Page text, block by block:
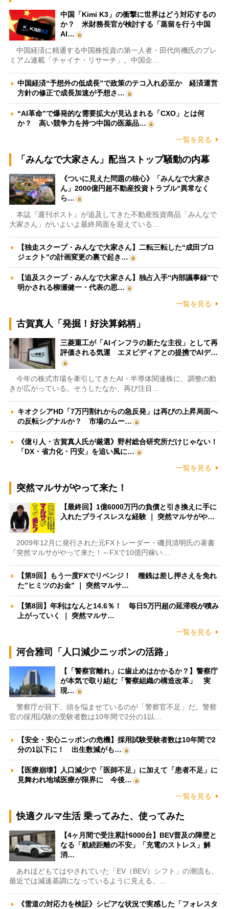
中国「Kimi K3」の衝撃に世界はどう対応するの
か？ 米財務長官が検討する「蒸留を行う中国
AI…
中国経済に精通する中国株投資の第一人者・田代尚機氏のプレ
ミアム連載「チャイナ・リサーチ」。中国企…
中国経済“予想外の低成長”で政策のテコ入れ必至か 経済運営
方針の修正で成長加速が予想さ…
“AI革命”で爆発的な需要拡大が見込まれる「CXO」とは何
か？ 高い競争力を持つ中国の医薬品…
一覧を見る
「みんなで大家さん」配当ストップ騒動の内幕
《ついに見えた問題の核心》「みんなで大家さ
ん」2000億円超不動産投資トラブル“異常なく
ら…
本誌『週刊ポスト』が追及してきた不動産投資商品「みんなで
大家さん」がいよいよ最終局面を迎えている…
【独走スクープ・みんなで大家さん】二転三転した“成田プロ
ジェクト”の計画変更の裏で起き…
【追及スクープ・みんなで大家さん】独占入手“内部議事録”で
明かされる柳瀬健一・代表の思…
一覧を見る
古賀真人「発掘！好決算銘柄」
三菱重工が「AIインフラの新たな主役」として再
評価される気運 エヌビディアとの提携でAIデ…
今年の株式市場を牽引してきたAI・半導体関連株に、調整の動
きが広がっている。そうしたなか、再び注目…
キオクシアHD「7万円割れからの急反発」は再びの上昇局面へ
の反転シグナルか？ 市場のムー…
《億り人・古賀真人氏が厳選》野村総合研究所だけじゃない！
「DX・省力化・円安」を追い風に…
一覧を見る
突然マルサがやって来た！
【最終回】1億6000万円の負債と引き換えに手に
入れたプライスレスな経験 ｜ 突然マルサがや…
2009年12月に発行された元FXトレーダー・磯貝清明氏の著書
『突然マルサがやって来た！～FXで10億円稼い…
【第9回】もう一度FXでリベンジ！ 種銭は差し押さえを免れ
た”ヒミツのお金” ｜ 突然マルサ…
【第8回】年利はなんと14.6％！ 毎日5万円超の延滞税が積み
上がっていく ｜ 突然マルサ…
一覧を見る
河合雅司「人口減少ニッポンの活路」
【「警察官離れ」に歯止めはかかるか？】警察庁
が本気で取り組む「警察組織の構造改革」 実
現…
警察庁が目下、頭を悩ませているのが「警察官不足」だ。警察
官の採用試験の受験者数は10年間で2分の1以…
【安全・安心ニッポンの危機】採用試験受験者数は10年間で2
分の1以下に！ 出生数減がも…
【医療崩壊】人口減少で「医師不足」に加えて「患者不足」に
見舞われ地域医療が限界に 今後…
一覧を見る
快適クルマ生活 乗ってみた、使ってみた
【4ヶ月間で受注累計6000台】BEV普及の障壁と
なる「航続距離の不安」「充電のストレス」解
消…
あれほどもてはやされていた「EV（BEV）シフト」の潮流も、
最近では減速基調になっているように見える。…
《雪道の対応力を検証》シビアな状況で実感した「フォレスタ